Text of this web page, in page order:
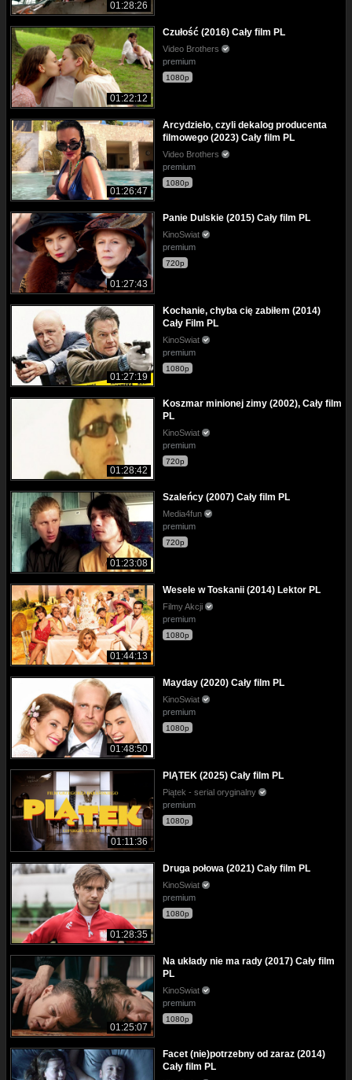
01:28:26
01:22:12
Czułość (2016) Cały film PL
Video Brothers
premium
1080p
01:26:47
Arcydzieło, czyli dekalog producenta
filmowego (2023) Cały film PL
Video Brothers
premium
1080p
01:27:43
Panie Dulskie (2015) Cały film PL
KinoSwiat
premium
720p
01:27:19
Kochanie, chyba cię zabiłem (2014)
Cały Film PL
KinoSwiat
premium
1080p
01:28:42
Koszmar minionej zimy (2002), Cały film
PL
KinoSwiat
premium
720p
01:23:08
Szaleńcy (2007) Cały film PL
Media4fun
premium
720p
01:44:13
Wesele w Toskanii (2014) Lektor PL
Filmy Akcji
premium
1080p
01:48:50
Mayday (2020) Cały film PL
KinoSwiat
premium
1080p
01:11:36
PIĄTEK (2025) Cały film PL
Piątek - serial oryginalny
premium
1080p
01:28:35
Druga połowa (2021) Cały film PL
KinoSwiat
premium
1080p
01:25:07
Na układy nie ma rady (2017) Cały film
PL
KinoSwiat
premium
1080p
Facet (nie)potrzebny od zaraz (2014)
Cały film PL